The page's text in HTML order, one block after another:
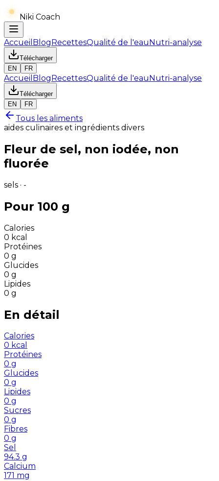
Niki Coach
Accueil BlogRecettesQualité de l'eauNutri-analyse
Télécharger
EN
FR
Accueil BlogRecettesQualité de l'eauNutri-analyse
Télécharger
EN
FR
Tous les aliments
aides culinaires et ingrédients divers
Fleur de sel, non iodée, non
fluorée
sels · -
Pour 100 g
Calories
0 kcal
Protéines
0 g
Glucides
0 g
Lipides
0 g
En détail
Calories
0 kcal
Protéines
0 g
Glucides
0 g
Lipides
0 g
Sucres
0 g
Fibres
0 g
Sel
94.3 g
Calcium
171 mg